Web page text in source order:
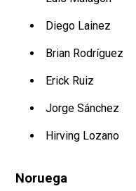
Diego Lainez
Brian Rodríguez
Erick Ruiz
Jorge Sánchez
Hirving Lozano
Noruega